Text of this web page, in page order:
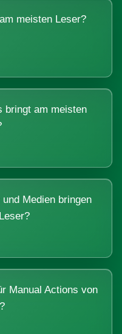
meisten Leser?
bringt am meisten
Medien bringen
Manual Actions von